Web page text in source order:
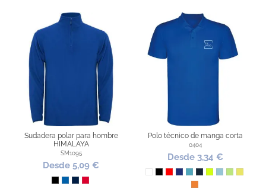
Sudadera polar para hombre
HIMALAYA
SM1095
Desde 5,09 €
NEGRO
ROYALAZUL MARINO
ROJO
Polo técnico de manga corta
0404
Desde 3,34 €
Blanco
Negro
RojoAzul Royal
Turquesa
Azul Marino
LimaCeleste
Verde
Naranja fluor